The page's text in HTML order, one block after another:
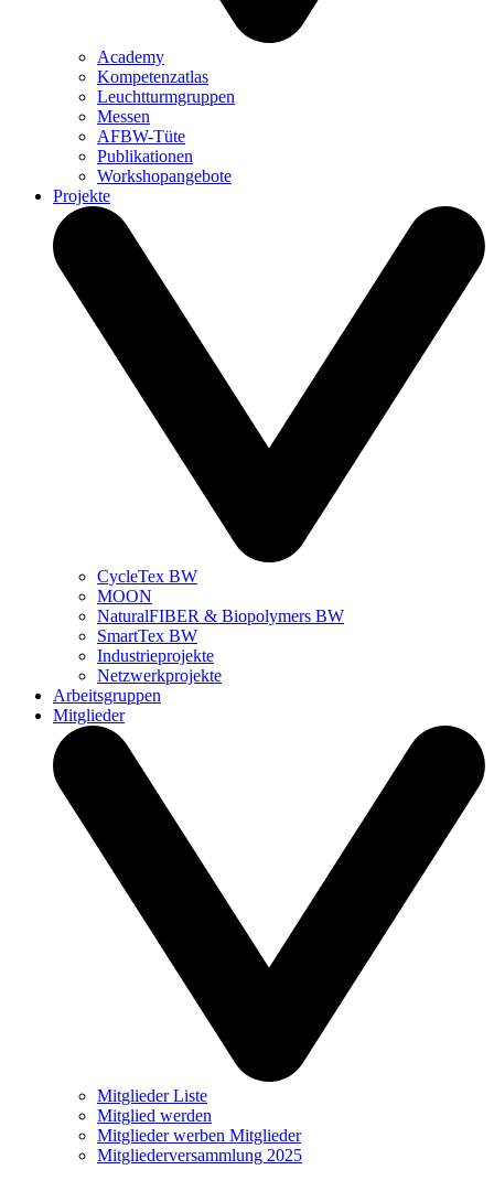
Academy
Kompetenzatlas
Leuchtturm­gruppen
Messen
AFBW-Tüte
Publikationen
Workshopangebote
Projekte
CycleTex BW
MOON
NaturalFIBER & Biopolymers BW
SmartTex BW
Industrieprojekte
Netzwerkprojekte
Arbeitsgruppen
Mitglieder
Mitglieder Liste
Mitglied werden
Mitglieder werben Mitglieder
Mitgliederversammlung 2025